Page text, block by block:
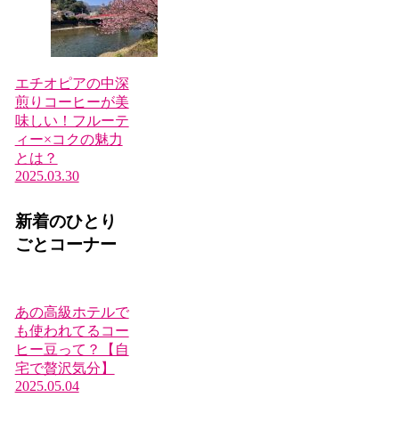
エチオピアの中深
煎りコーヒーが美
味しい！フルーテ
ィー×コクの魅力
とは？
2025.03.30
新着のひとり
ごとコーナー
あの高級ホテルで
も使われてるコー
ヒー豆って？【自
宅で贅沢気分】
2025.05.04